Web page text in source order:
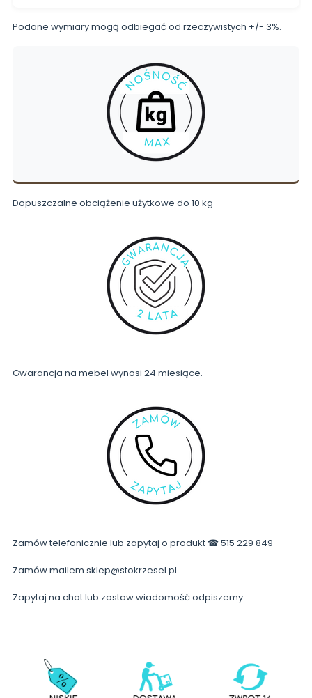
Podane wymiary mogą odbiegać od rzeczywistych +/- 3%.
Dopuszczalne obciążenie użytkowe do 10 kg
Gwarancja na mebel wynosi 24 miesiące.
Zamów telefonicznie lub zapytaj o produkt ☎ 515 229 849
Zamów mailem sklep@stokrzesel.pl
Zapytaj na chat lub zostaw wiadomość odpiszemy